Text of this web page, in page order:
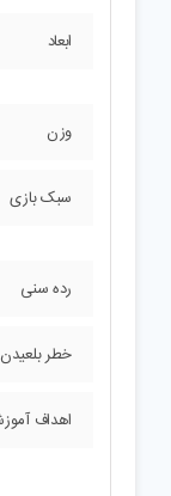
ابعاد
وزن
سبک بازی
رده سنی
خطر بلعیدن
اهداف